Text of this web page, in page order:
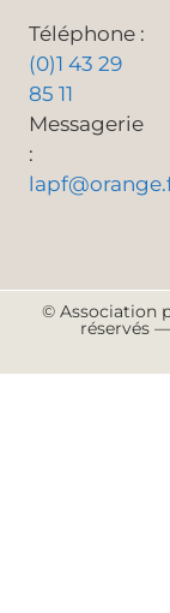
Téléphone :
(0)1 43 29
85 11
Messagerie
:
© Association
réservés